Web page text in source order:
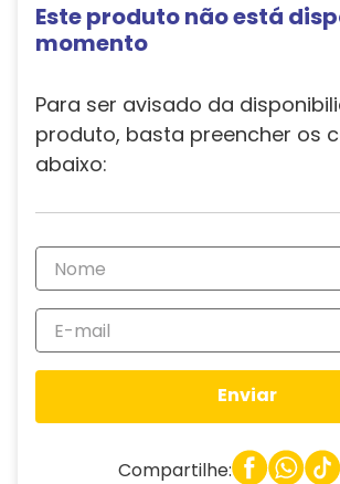
Este produto não está
momento
Para ser avisado da
produto, basta preencher os
abaixo:
Enviar
Compartilhe: